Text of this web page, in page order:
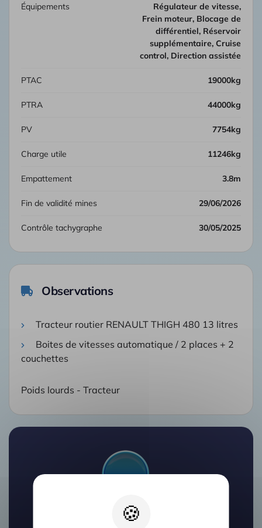
Équipements
Régulateur de vitesse,
Frein moteur, Blocage de
différentiel, Réservoir
supplémentaire, Cruise
control, Direction assistée
PTAC 19000kg
PTRA 44000kg
PV 7754kg
Charge utile 11246kg
Empattement 3.8m
Fin de validité mines 29/06/2026
Contrôle tachygraphe 30/05/2025
Observations
Tracteur routier RENAULT THIGH 480 13 litres
Boites de vitesses automatique / 2 places + 2
couchettes
Poids lourds - Tracteur